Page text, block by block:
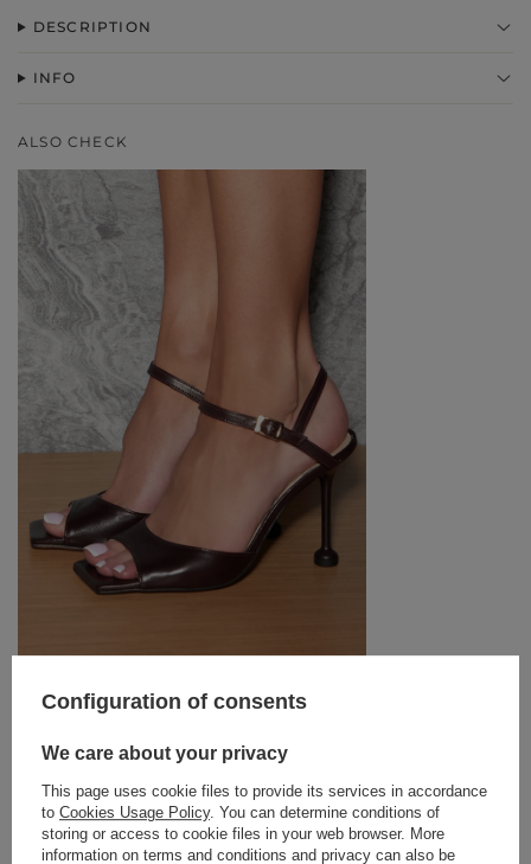
DESCRIPTION
INFO
ALSO CHECK
COLOUR BROWN
WYBIERZ OPCJĘ
Configuration of consents
We care about your privacy
This page uses cookie files to provide its services in accordance
to Cookies Usage Policy. You can determine conditions of
storing or access to cookie files in your web browser. More
information on terms and conditions and privacy can also be